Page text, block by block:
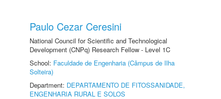
Paulo Cezar Ceresini
National Council for Scientific and Technological
Development (CNPq) Research Fellow - Level 1C
School: Faculdade de Engenharia (Câmpus de Ilha
Solteira)
Department: DEPARTAMENTO DE FITOSSANIDADE,
ENGENHARIA RURAL E SOLOS